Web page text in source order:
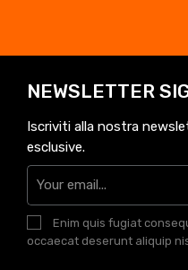
NEWSLETTER
Iscriviti alla nostra
esclusive.
Enim quis fugiat
occaecat deserunt aliquip